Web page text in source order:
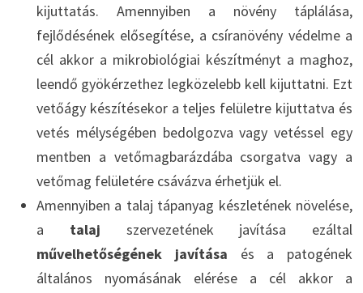
kijuttatás. Amennyiben a növény táplálása,
fejlődésének elősegítése, a csíranövény védelme a
cél akkor a mikrobiológiai készítményt a maghoz,
leendő gyökérzethez legközelebb kell kijuttatni. Ezt
vetőágy készítésekor a teljes felületre kijuttatva és
vetés mélységében bedolgozva vagy vetéssel egy
mentben a vetőmagbarázdába csorgatva vagy a
vetőmag felületére csávázva érhetjük el.
Amennyiben a talaj tápanyag készletének növelése,
a talaj szervezetének javítása ezáltal
művelhetőségének javítása és a patogének
általános nyomásának elérése a cél akkor a